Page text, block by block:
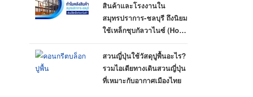
สินค้าและโรงงานใน
สมุทรปราการ-ชลบุรี ถึงนิยม
ใช้เหล็กชุบกัลวาไนซ์ (Hot-
Dip Galvanized)
สวนญี่ปุ่นใช้วัสดุปูพื้นอะไร?
รวมไอเดียทางเดินสวนญี่ปุ่น
ที่เหมาะกับอากาศเมืองไทย